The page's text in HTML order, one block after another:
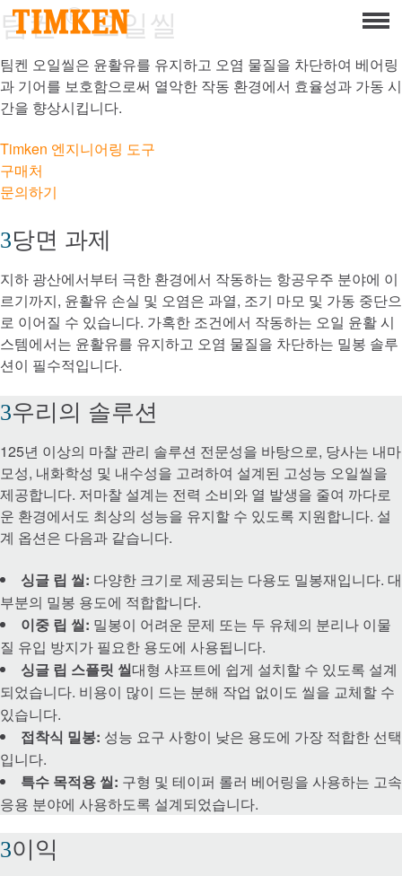
Menu
회사 소개
기업의 사회적 책임
제품
엔지니어링 베어링 솔루션
Timken® Mounted Bearings
EnviroSpexx ™에너지 효율 베어링
Precision Bearings
Plain Bearings
Thrust Bearings
유지보수 및 설치 도구
커플링
팀켄®오일씰
팀켄 오일씰은 윤활유를 유지하고 오염 물질을 차단하여 베어링
과 기어를 보호함으로써 열악한 작동 환경에서 효율성과 가동 시
간을 향상시킵니다.
Timken 엔지니어링 도구
구매처
문의하기
당면 과제
지하 광산에서부터 극한 환경에서 작동하는 항공우주 분야에 이
르기까지, 윤활유 손실 및 오염은 과열, 조기 마모 및 가동 중단으
로 이어질 수 있습니다. 가혹한 조건에서 작동하는 오일 윤활 시
스템에서는 윤활유를 유지하고 오염 물질을 차단하는 밀봉 솔루
션이 필수적입니다.
우리의 솔루션
125년 이상의 마찰 관리 솔루션 전문성을 바탕으로, 당사는 내마
모성, 내화학성 및 내수성을 고려하여 설계된 고성능 오일씰을
제공합니다. 저마찰 설계는 전력 소비와 열 발생을 줄여 까다로
운 환경에서도 최상의 성능을 유지할 수 있도록 지원합니다. 설
계 옵션은 다음과 같습니다.
싱글 립 씰: 다양한 크기로 제공되는 다용도 밀봉재입니다. 대
부분의 밀봉 용도에 적합합니다.
이중 립 씰: 밀봉이 어려운 문제 또는 두 유체의 분리나 이물
질 유입 방지가 필요한 용도에 사용됩니다.
싱글 립 스플릿 씰대형 샤프트에 쉽게 설치할 수 있도록 설계
되었습니다. 비용이 많이 드는 분해 작업 없이도 씰을 교체할 수
있습니다.
접착식 밀봉: 성능 요구 사항이 낮은 용도에 가장 적합한 선택
입니다.
특수 목적용 씰: 구형 및 테이퍼 롤러 베어링을 사용하는 고속
응용 분야에 사용하도록 설계되었습니다.
이익